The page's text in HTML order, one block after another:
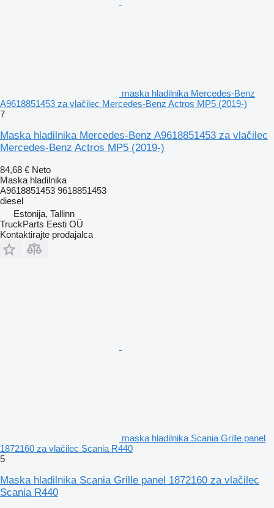
maska hladilnika Mercedes-Benz
A9618851453 za vlačilec Mercedes-Benz Actros MP5 (2019-)
7
Maska hladilnika Mercedes-Benz A9618851453 za vlačilec
Mercedes-Benz Actros MP5 (2019-)
84,68 € Neto
Maska hladilnika
A9618851453 9618851453
diesel
Estonija, Tallinn
TruckParts Eesti OÜ
Kontaktirajte prodajalca
maska hladilnika Scania Grille panel
1872160 za vlačilec Scania R440
5
Maska hladilnika Scania Grille panel 1872160 za vlačilec
Scania R440